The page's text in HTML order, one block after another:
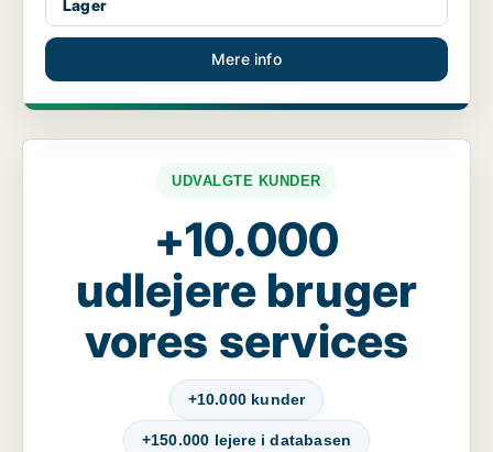
Lager
Mere info
UDVALGTE KUNDER
+10.000
udlejere bruger
vores services
+10.000 kunder
+150.000 lejere i databasen